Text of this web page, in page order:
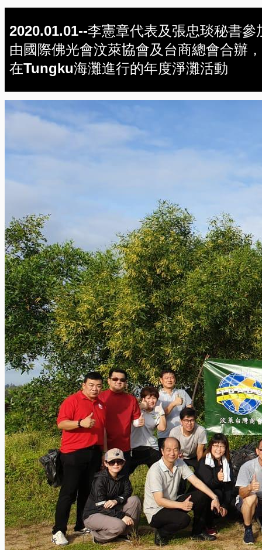
2020.01.01--李憲章代表及張忠琰秘書參
由國際佛光會汶萊協會及台商總會合辦，
在Tungku海灘進行的年度淨灘活動